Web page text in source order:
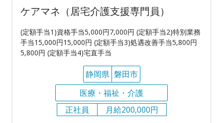
ケアマネ（居宅介護支援専門員）
(定額手当1)資格手当5,000円7,000円 (定額手当2)特別業務
手当15,000円15,000円 (定額手当3)処遇改善手当5,800円
5,800円 (定額手当4)宅直手当
静岡県 磐田市
医療・福祉・介護
正社員
月給200,000円